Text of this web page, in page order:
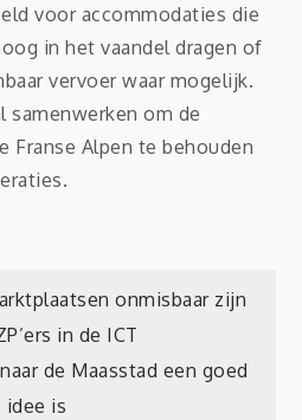
voor accommodaties die
in het vaandel dragen of
vervoer waar mogelijk.
samenwerken om de
Franse Alpen te behouden
onmisbaar zijn
in de ICT
de Maasstad een goed
idee is